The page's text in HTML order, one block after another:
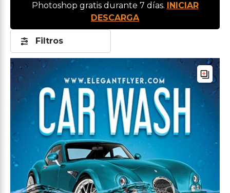
Photoshop gratis durante 7 días. INICIAR
DESCARGA
Filtros